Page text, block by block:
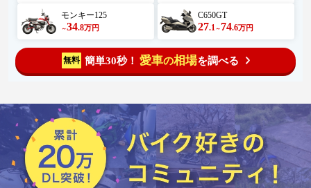
モンキー125
～34.8万円
C650GT
27.1 ～ 74.6万円
無料 簡単30秒！ 愛車の相場を調べる